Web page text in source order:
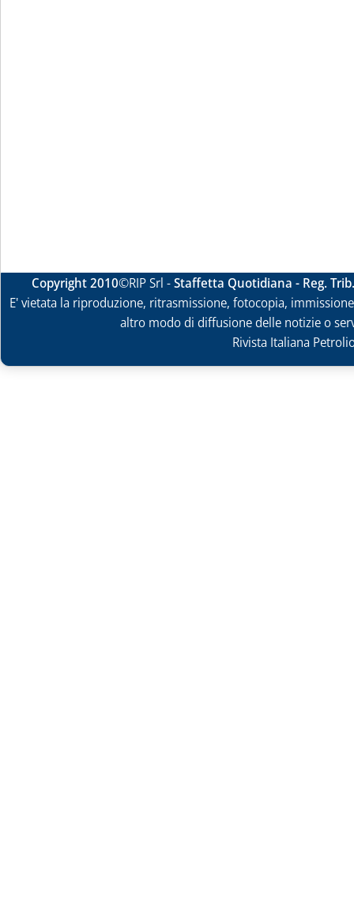
Copyright 2010©RIP Srl -Staffetta Quotidiana - Reg.
E' vietata la riproduzione, ritrasmissione, fotocopia,
altro modo di diffusione delle notizie o
Rivista Italiana